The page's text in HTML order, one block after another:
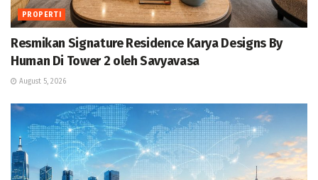
PROPERTI
Resmikan Signature Residence Karya Designs By
Human Di Tower 2 oleh Savyavasa
August 5, 2026